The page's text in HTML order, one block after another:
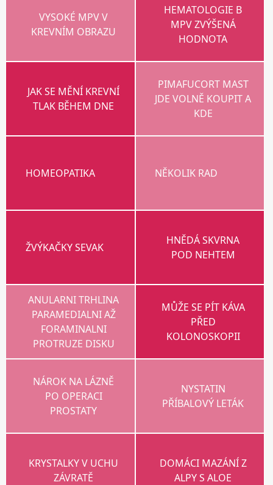
VYSOKÉ MPV V
KREVNÍM OBRAZU
HEMATOLOGIE B
MPV ZVÝŠENÁ
HODNOTA
JAK SE MĚNÍ KREVNÍ
TLAK BĚHEM DNE
PIMAFUCORT MAST
JDE VOLNĚ KOUPIT A
KDE
HOMEOPATIKA NĚKOLIK RAD
ŽVÝKAČKY SEVAK
HNĚDÁ SKVRNA
POD NEHTEM
ANULARNI TRHLINA
PARAMEDIALNI AŽ
FORAMINALNI
PROTRUZE DISKU
MŮŽE SE PÍT KÁVA
PŘED
KOLONOSKOPII
NÁROK NA LÁZNĚ
PO OPERACI
PROSTATY
NYSTATIN
PŘÍBALOVÝ LETÁK
KRYSTALKY V UCHU
ZÁVRATĚ
DOMÁCI MAZÁNÍ Z
ALPY S ALOE